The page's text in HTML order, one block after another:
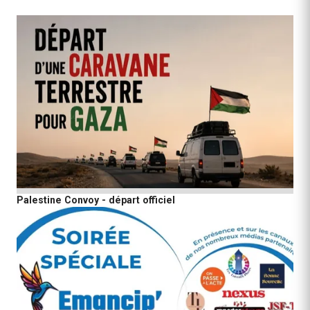
Palestine Convoy - départ officiel